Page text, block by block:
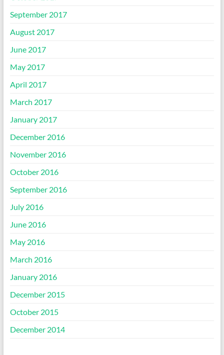
September 2017
August 2017
June 2017
May 2017
April 2017
March 2017
January 2017
December 2016
November 2016
October 2016
September 2016
July 2016
June 2016
May 2016
March 2016
January 2016
December 2015
October 2015
December 2014